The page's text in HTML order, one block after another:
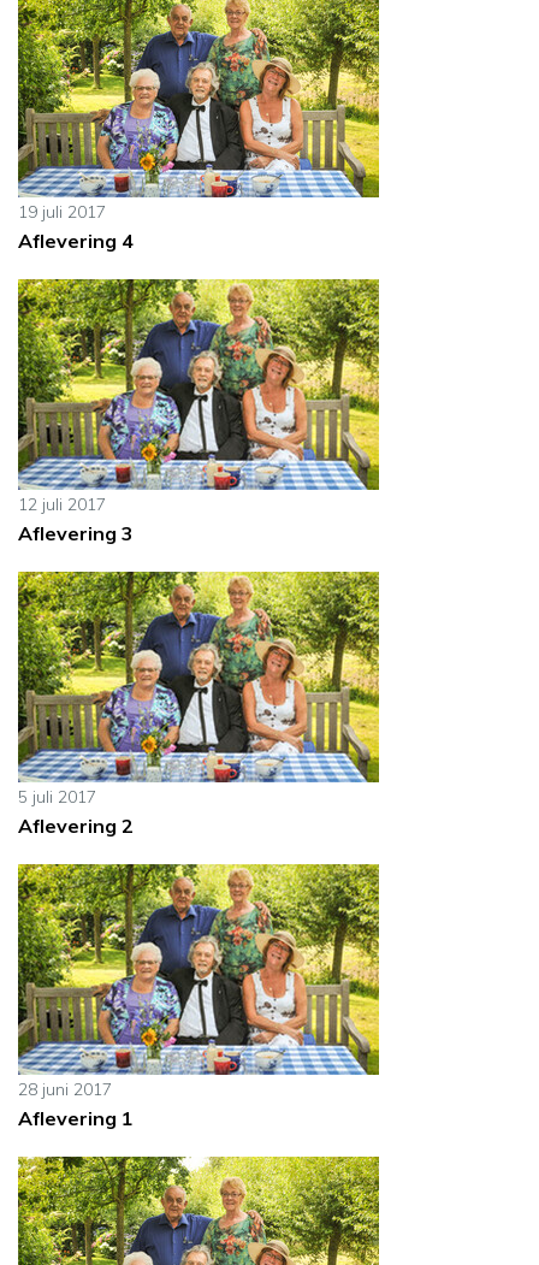
19 juli 2017
Aflevering 4
12 juli 2017
Aflevering 3
5 juli 2017
Aflevering 2
28 juni 2017
Aflevering 1